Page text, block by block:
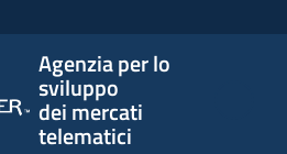
Agenzia per lo
sviluppo
dei mercati
telematici